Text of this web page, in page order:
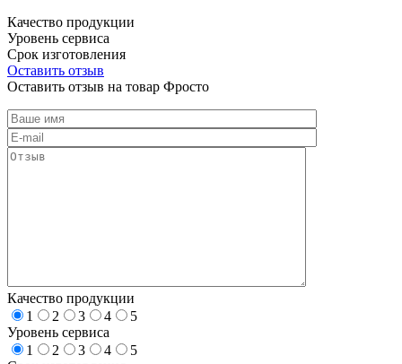
Качество продукции
Уровень сервиса
Срок изготовления
Оставить отзыв
Оставить отзыв на товар Фросто
Качество продукции
1
2 3 4
5
Уровень сервиса
1
2 3 4
5